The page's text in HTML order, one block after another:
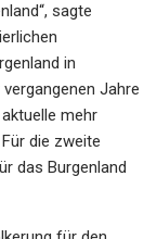
sagte
in
Jahre
mehr
die zweite
das Burgenland